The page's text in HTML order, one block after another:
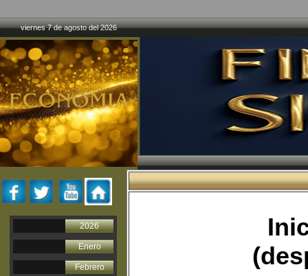
viernes 7 de agosto del 2026
2026
Enero
Febrero